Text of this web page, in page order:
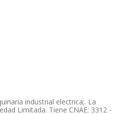
industrial electrica;. La
Limitada. Tiene CNAE: 3312 -